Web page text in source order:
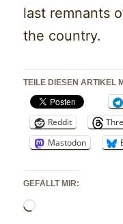
last remnants
the country.
TEILE DIESEN ARTIKEL
Reddit
Mastodon
GEFÄLLT MIR:
Wird